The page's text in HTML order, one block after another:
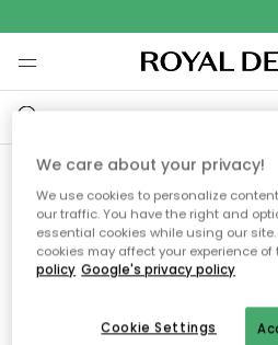
Ooops, die
Sie können auf unserer
We care about your privacy!
We use cookies to personalize
our traffic. You have the right and
essential cookies while using our
cookies may affect your experience of
policy Google's privacy policy
Cookie Settings